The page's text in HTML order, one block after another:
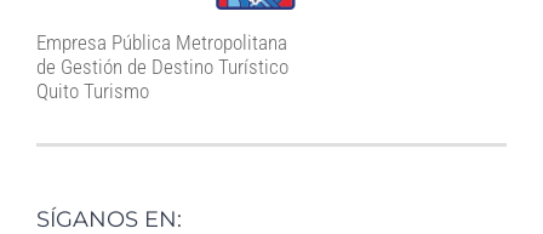
Empresa Pública Metropolitana
de Gestión de Destino Turístico
Quito Turismo
SÍGANOS EN: